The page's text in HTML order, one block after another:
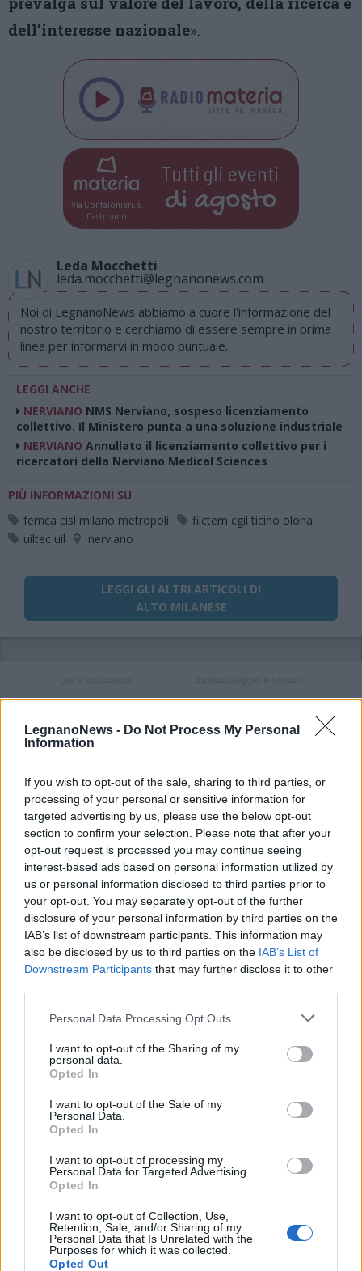
LegnanoNews - Do Not Process My Personal
Information
If you wish to opt-out of the sale, sharing to third parties, or
processing of your personal or sensitive information for
targeted advertising by us, please use the below opt-out
section to confirm your selection. Please note that after your
opt-out request is processed you may continue seeing
interest-based ads based on personal information utilized by
us or personal information disclosed to third parties prior to
your opt-out. You may separately opt-out of the further
disclosure of your personal information by third parties on the
IAB’s list of downstream participants. This information may
also be disclosed by us to third parties on the IAB’s List of
Downstream Participants that may further disclose it to other
Personal Data Processing Opt Outs
I want to opt-out of the Sharing of my
personal data.
Opted In
I want to opt-out of the Sale of my
Personal Data.
Opted In
I want to opt-out of processing my
Personal Data for Targeted Advertising.
Opted In
I want to opt-out of Collection, Use,
Retention, Sale, and/or Sharing of my
Personal Data that Is Unrelated with the
Purposes for which it was collected.
Opted Out
dell’interesse nazionale».
Via Confalonieri, 5
Castronno
Tutti gli eventi
di agosto
Leda Mocchetti
leda.mocchetti@legnanonews.com
Noi di LegnanoNews abbiamo a cuore l'informazione del
nostro territorio e cerchiamo di essere sempre in prima
linea per informarvi in modo puntuale.
LEGGI ANCHE
NERVIANO NMS Nerviano, sospeso licenziamento
collettivo. Il Ministero punta a una soluzione industriale
NERVIANO Annullato il licenziamento collettivo per i
ricercatori della Nerviano Medical Sciences
PIÙ INFORMAZIONI SU
femca cisl milano metropoli
filctem cgil ticino olona
uiltec uil
nerviano
LEGGI GLI ALTRI ARTICOLI DI
ALTO MILANESE
Selezioniamo per te
Il meglio di
Iscriviti alla
newsletter
Commenti
Accedioregistratiper commentare questo
articolo.
L'email è richiesta ma non verrà mostrata ai visitatori. Il contenuto di questo
di VareseNews.it, che rimane autonoma e indipendente. I messaggi inclusi nei
possono essere automaticamente pubblicati senza filtro preventivo. I commenti
che includano uno o più link a siti esterni verranno rimossi in automatico dal